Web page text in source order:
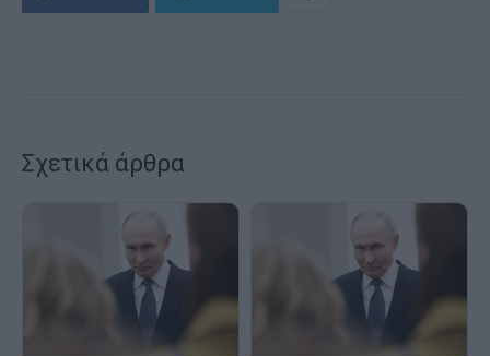
Σχετικά άρθρα